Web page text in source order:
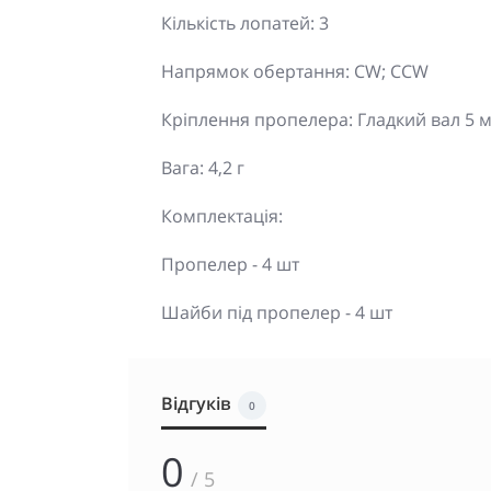
Кількість лопатей: 3
Напрямок обертання: CW; CCW
Кріплення пропелера: Гладкий вал 5
Вага: 4,2 г
Комплектація:
Пропелер - 4 шт
Шайби під пропелер - 4 шт
Відгуків 0
0 / 5